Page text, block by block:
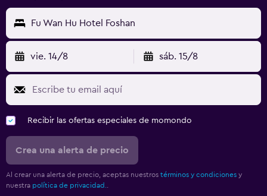
Fu Wan Hu Hotel Foshan
vie. 14/8 sáb. 15/8
Recibir las ofertas especiales de momondo
Crea una alerta de precio
Al crear una alerta de precio, aceptas nuestros términos y condiciones y
nuestra política de privacidad.